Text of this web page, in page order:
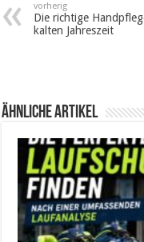
vorherig
Die richtige
kalten Jahreszeit
ähnliche Artikel